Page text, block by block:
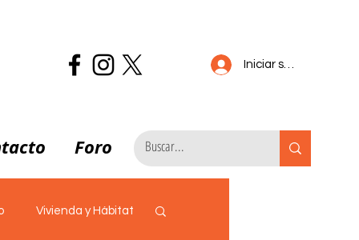
Iniciar sesión
Foro
Vivienda y Hábitat